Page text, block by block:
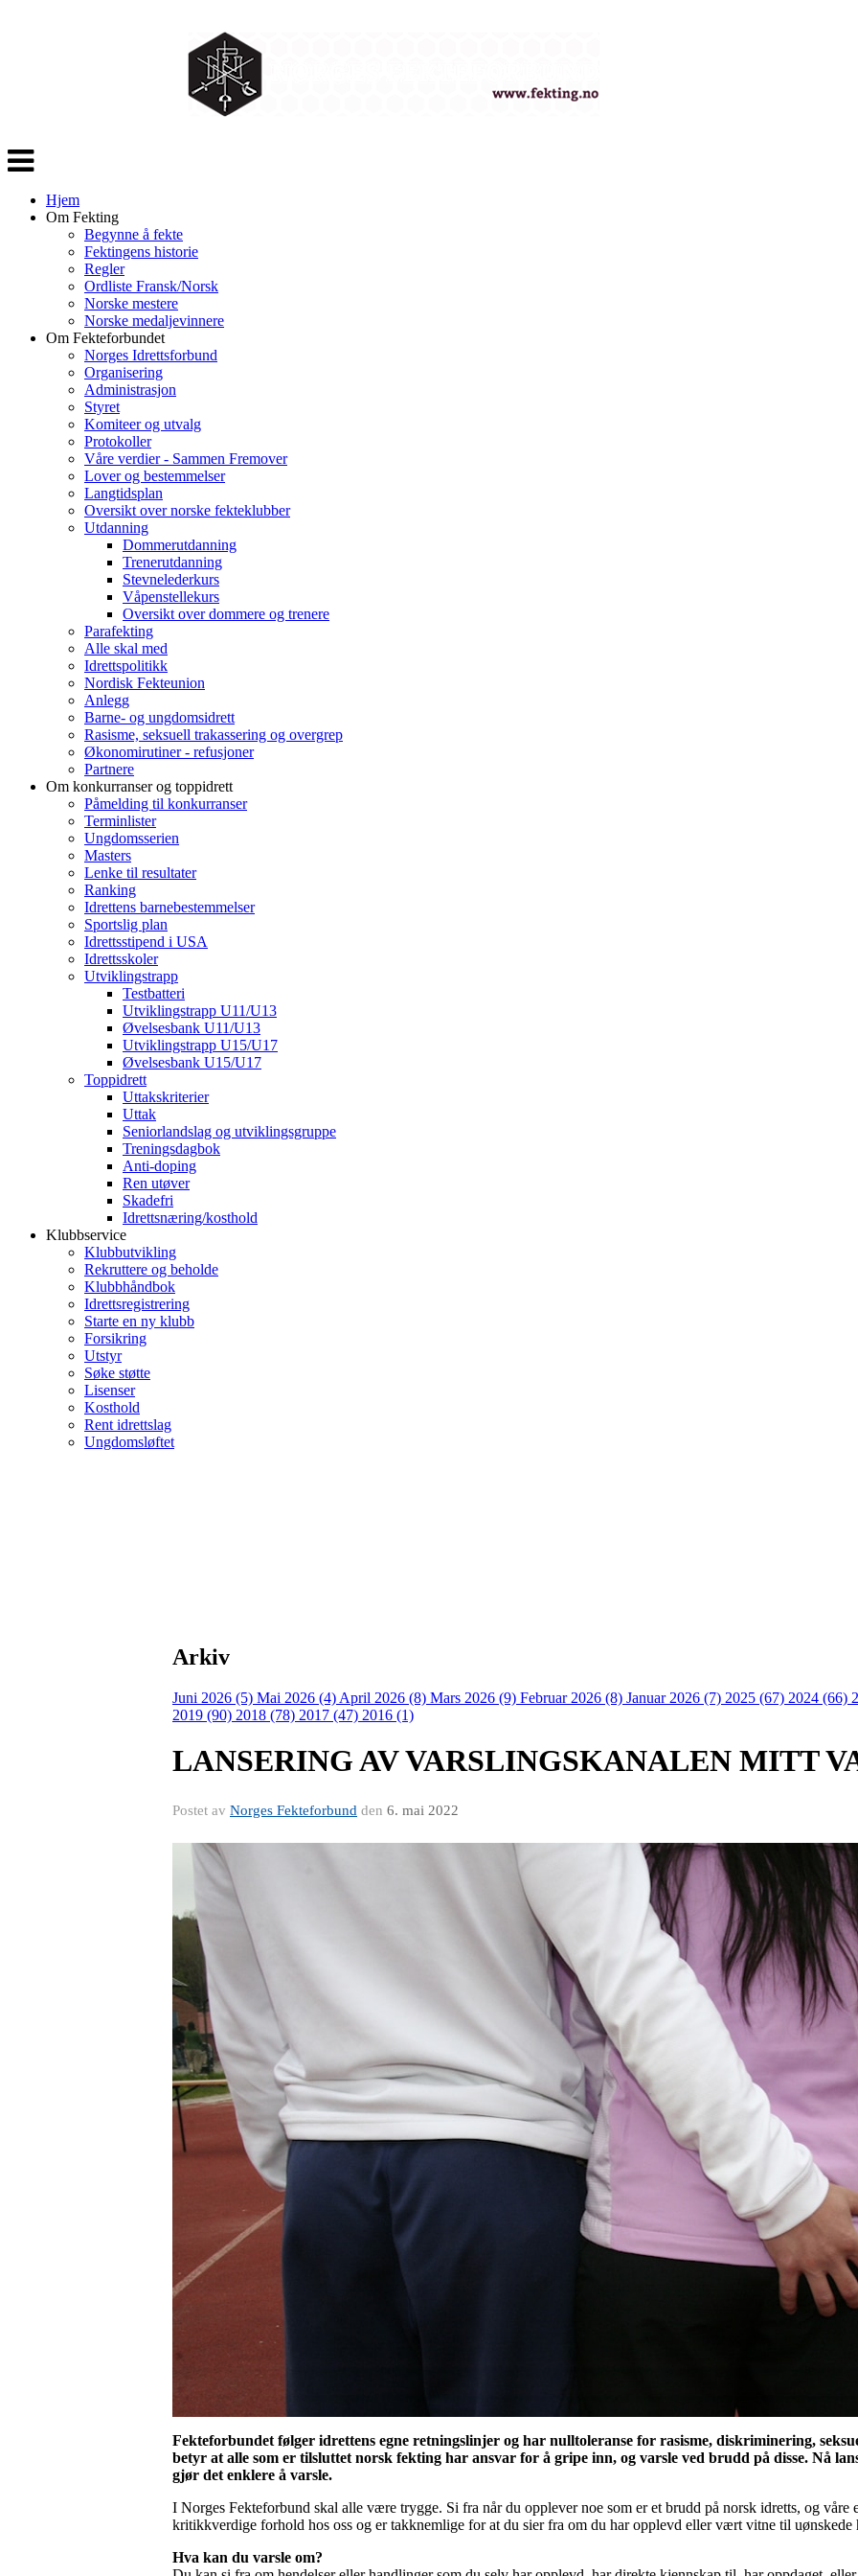
Veksle
navigasjon
Hjem
Om Fekting
Begynne å fekte
Fektingens historie
Regler
Ordliste Fransk/Norsk
Norske mestere
Norske medaljevinnere
Om Fekteforbundet
Norges Idrettsforbund
Organisering
Administrasjon
Styret
Komiteer og utvalg
Protokoller
Våre verdier - Sammen Fremover
Lover og bestemmelser
Langtidsplan
Oversikt over norske fekteklubber
Utdanning
Dommerutdanning
Trenerutdanning
Stevnelederkurs
Våpenstellekurs
Oversikt over dommere og trenere
Parafekting
Alle skal med
Idrettspolitikk
Nordisk Fekteunion
Anlegg
Barne- og ungdomsidrett
Rasisme, seksuell trakassering og overgrep
Økonomirutiner - refusjoner
Partnere
Om konkurranser og toppidrett
Påmelding til konkurranser
Terminlister
Ungdomsserien
Masters
Lenke til resultater
Ranking
Idrettens barnebestemmelser
Sportslig plan
Idrettsstipend i USA
Idrettsskoler
Utviklingstrapp
Testbatteri
Utviklingstrapp U11/U13
Øvelsesbank U11/U13
Utviklingstrapp U15/U17
Øvelsesbank U15/U17
Toppidrett
Uttakskriterier
Uttak
Seniorlandslag og utviklingsgruppe
Treningsdagbok
Anti-doping
Ren utøver
Skadefri
Idrettsnæring/kosthold
Klubbservice
Klubbutvikling
Rekruttere og beholde
Klubbhåndbok
Idrettsregistrering
Starte en ny klubb
Forsikring
Utstyr
Søke støtte
Lisenser
Kosthold
Rent idrettslag
Ungdomsløftet
Arkiv
Juni 2026 (5) Mai 2026 (4) April 2026 (8) Mars 2026 (9) Februar 2026 (8) Januar 2026 (7) 2025 (67) 2024 (66)
2019 (90) 2018 (78) 2017 (47) 2016 (1)
LANSERING AV VARSLINGSKANALEN MITT
Postet av Norges Fekteforbund den 6. mai 2022
Fekteforbundet følger idrettens egne retningslinjer og har nulltoleranse for rasisme, diskriminering,
betyr at alle som er tilsluttet norsk fekting har ansvar for å gripe inn, og varsle ved brudd på disse. Nå
gjør det enklere å varsle.
I Norges Fekteforbund skal alle være trygge. Si fra når du opplever noe som er et brudd på norsk idretts, og
kritikkverdige forhold hos oss og er takknemlige for at du sier fra om du har opplevd eller vært vitne til uønskede
Hva kan du varsle om?